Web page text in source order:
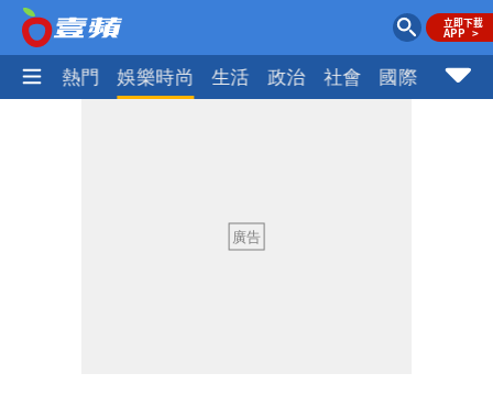
焦點 熱門 娛樂時尚 生活 政治 社會 國際 財經